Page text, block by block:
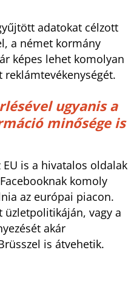
adatokat célzott
a német kormány
képes lehet komolyan
ugyanis a
minősége is
is a hivatalos oldalak
komoly
az európai piacon.
üzletpolitikáján, vagy a
akár
is átvehetik.